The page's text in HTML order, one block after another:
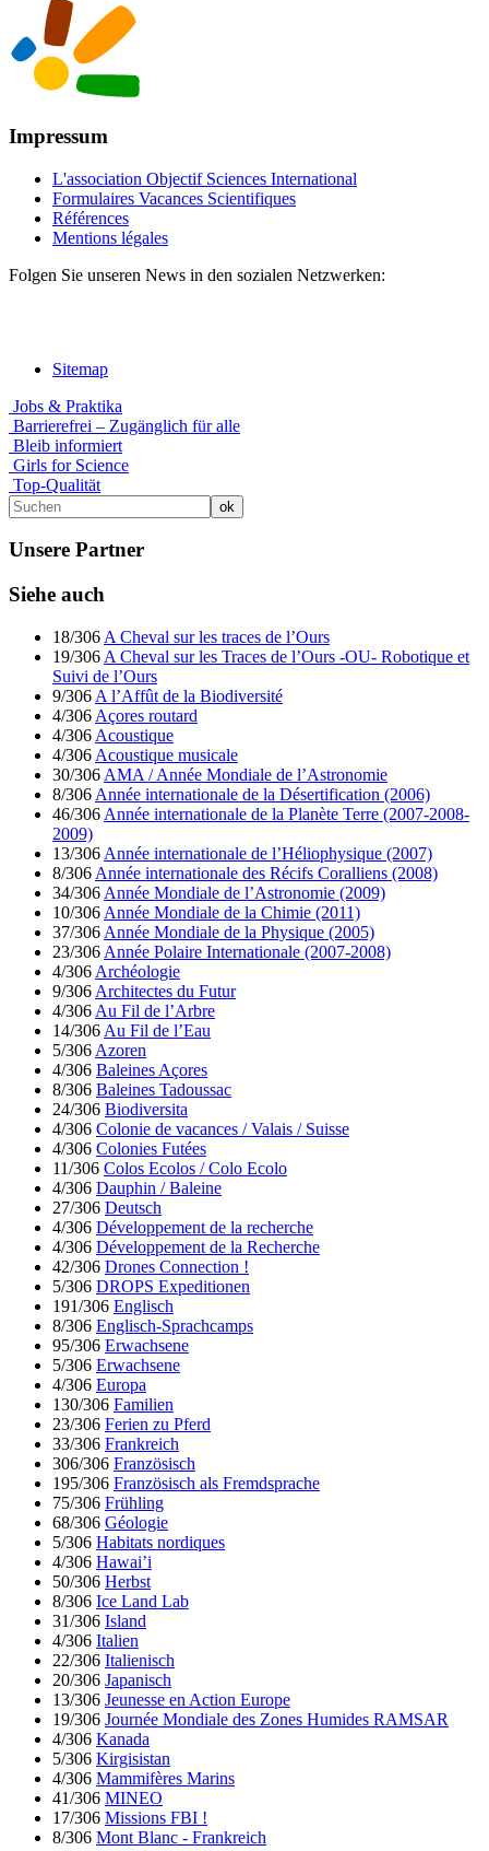
Impressum
L'association Objectif Sciences International
Formulaires Vacances Scientifiques
Références
Mentions légales
Folgen Sie unseren News in den sozialen Netzwerken:
Sitemap
Jobs & Praktika
Barrierefrei – Zugänglich für alle
Bleib informiert
Girls for Science
Top-Qualität
Unsere Partner
Siehe auch
18/306 A Cheval sur les traces de l’Ours
19/306 A Cheval sur les Traces de l’Ours -OU- Robotique et
Suivi de l’Ours
9/306 A l’Affût de la Biodiversité
4/306 Açores routard
4/306 Acoustique
4/306 Acoustique musicale
30/306 AMA / Année Mondiale de l’Astronomie
8/306 Année internationale de la Désertification (2006)
46/306 Année internationale de la Planète Terre (2007-2008-
2009)
13/306 Année internationale de l’Héliophysique (2007)
8/306 Année internationale des Récifs Coralliens (2008)
34/306 Année Mondiale de l’Astronomie (2009)
10/306 Année Mondiale de la Chimie (2011)
37/306 Année Mondiale de la Physique (2005)
23/306 Année Polaire Internationale (2007-2008)
4/306 Archéologie
9/306 Architectes du Futur
4/306 Au Fil de l’Arbre
14/306 Au Fil de l’Eau
5/306 Azoren
4/306 Baleines Açores
8/306 Baleines Tadoussac
24/306 Biodiversita
4/306 Colonie de vacances / Valais / Suisse
4/306 Colonies Futées
11/306 Colos Ecolos / Colo Ecolo
4/306 Dauphin / Baleine
27/306 Deutsch
4/306 Développement de la recherche
4/306 Développement de la Recherche
42/306 Drones Connection !
5/306 DROPS Expeditionen
191/306 Englisch
8/306 Englisch-Sprachcamps
95/306 Erwachsene
5/306 Erwachsene
4/306 Europa
130/306 Familien
23/306 Ferien zu Pferd
33/306 Frankreich
306/306 Französisch
195/306 Französisch als Fremdsprache
75/306 Frühling
68/306 Géologie
5/306 Habitats nordiques
4/306 Hawai’i
50/306 Herbst
8/306 Ice Land Lab
31/306 Island
4/306 Italien
22/306 Italienisch
20/306 Japanisch
13/306 Jeunesse en Action Europe
19/306 Journée Mondiale des Zones Humides RAMSAR
4/306 Kanada
5/306 Kirgisistan
4/306 Mammifères Marins
41/306 MINEO
17/306 Missions FBI !
8/306 Mont Blanc - Frankreich